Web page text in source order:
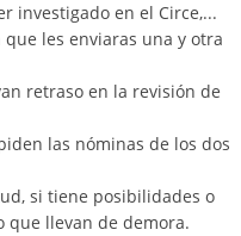
investigado en el Circe,...
les enviaras una y otra
retraso en la revisión de
las nóminas de los dos
si tiene posibilidades o
que llevan de demora.